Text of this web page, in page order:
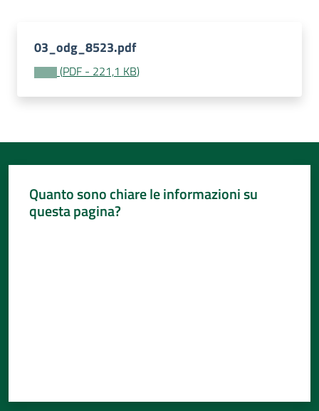
03_odg_8523.pdf
(PDF - 221,1 KB)
Quanto sono chiare le informazioni su
questa pagina?